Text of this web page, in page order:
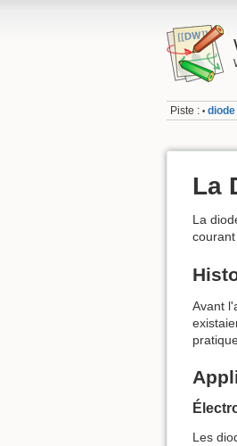
Piste : • diode
La
La
Avant
Les